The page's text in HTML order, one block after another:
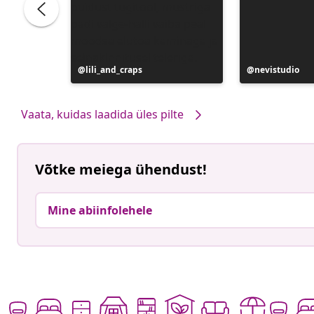
Postitus
avaldatud
lili_and_craps
Postitus
avaldatud
nevistudio
Vaata, kuidas laadida üles pilte
Võtke meiega ühendust!
Mine abiinfolehele